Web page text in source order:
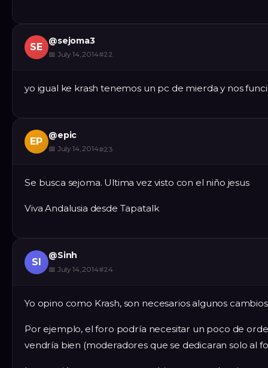
SE
@sejoma3
📅 July 14, 2014#22
yo igual ke krash tenemos un pc de mierda y nos
EP
@epic
📅 July 14, 2014#23
Se busca sejoma. Ultima vez visto con el niño jesus
Viva Andalusia desde Tapatalk
SI
@Sinh
📅 July 14, 2014#24
Yo opino como Krash, son necesarios algunos
Por ejemplo, el foro podría necesitar un poco de
vendría bien (moderadores que se dedicaran solo al